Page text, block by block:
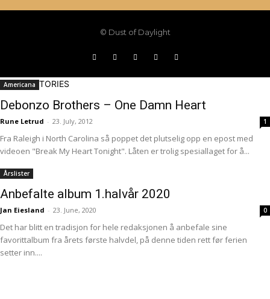
© Dust of Daylight
MORE STORIES
Americana
Debonzo Brothers – One Damn Heart
Rune Letrud - 23. July, 2012 1
Fra Raleigh i North Carolina så poppet det plutselig opp en epost med
videoen "Break My Heart Tonight". Låten er trolig spesiallaget for å...
Årslister
Anbefalte album 1.halvår 2020
Jan Eiesland - 23. June, 2020 0
Det har blitt en tradisjon for hele redaksjonen å anbefale sine
favorittalbum fra årets første halvdel, på denne tiden rett før ferien
setter inn....